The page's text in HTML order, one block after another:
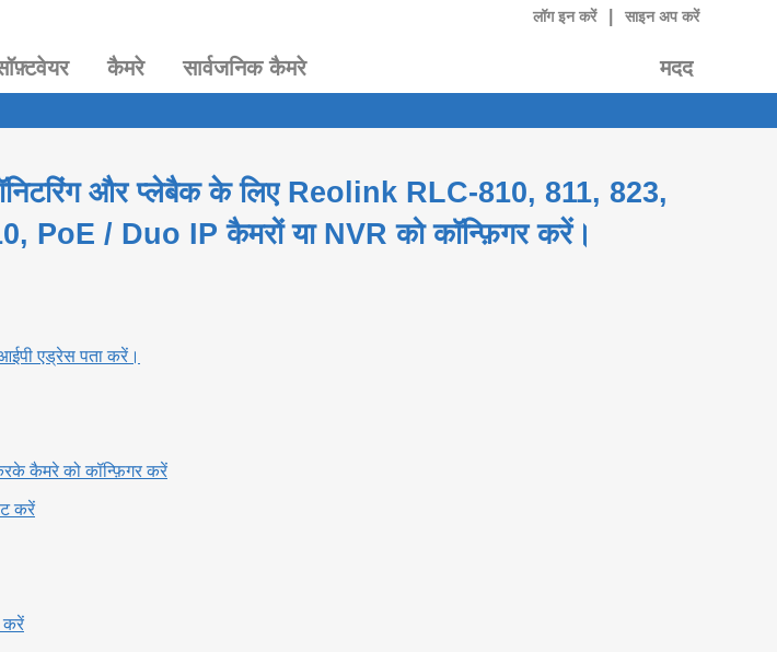
लॉग इन करें साइन अप करें
कैमरे सार्वजनिक कैमरे मदद
और प्लेबैक के लिए Reolink RLC-810, 811, 823,
PoE / Duo IP कैमरों या NVR को कॉन्फ़िगर करें।
एड्रेस पता करें।
कैमरे को कॉन्फ़िगर करें
करें
करें